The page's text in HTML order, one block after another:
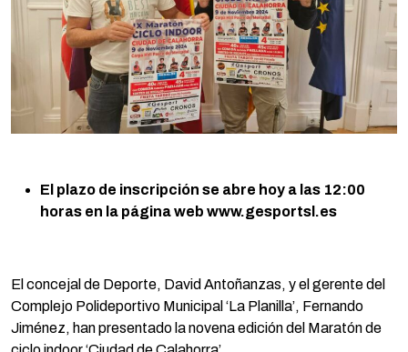
El plazo de inscripción se abre hoy a las 12:00
horas en la página web www.gesportsl.es
El concejal de Deporte, David Antoñanzas, y el gerente del
Complejo Polideportivo Municipal ‘La Planilla’, Fernando
Jiménez, han presentado la novena edición del Maratón de